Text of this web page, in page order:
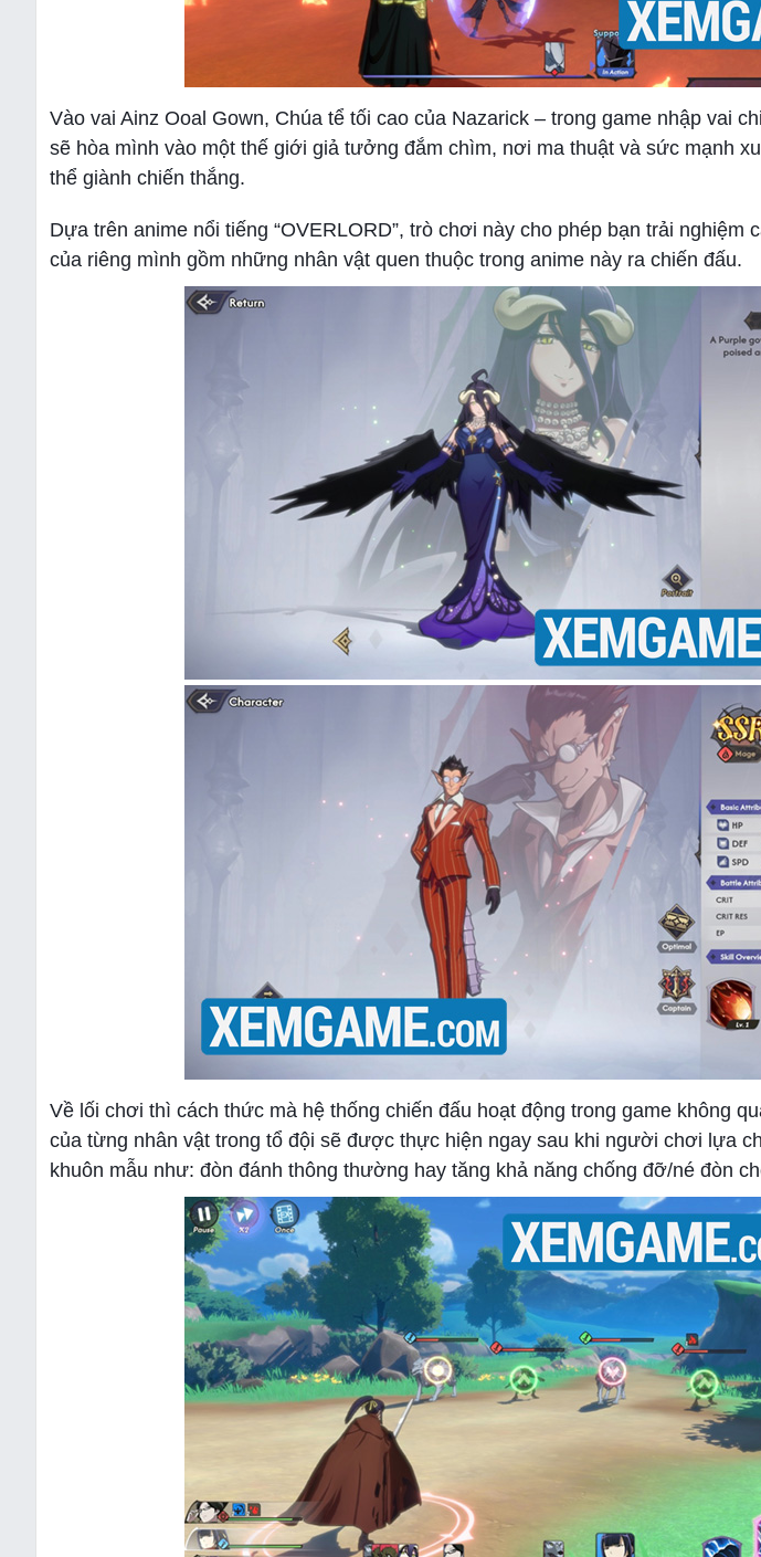
Vào vai Ainz Ooal Gown, Chúa tể tối cao của Nazarick – trong game nhập vai
sẽ hòa mình vào một thế giới giả tưởng đắm chìm, nơi ma thuật và sức mạnh
thể giành chiến thắng.
Dựa trên anime nổi tiếng “OVERLORD”, trò chơi này cho phép bạn trải nghiệm
của riêng mình gồm những nhân vật quen thuộc trong anime này ra chiến đấu.
Về lối chơi thì cách thức mà hệ thống chiến đấu hoạt động trong game không
của từng nhân vật trong tổ đội sẽ được thực hiện ngay sau khi người chơi lựa
khuôn mẫu như: đòn đánh thông thường hay tăng khả năng chống đỡ/né đòn